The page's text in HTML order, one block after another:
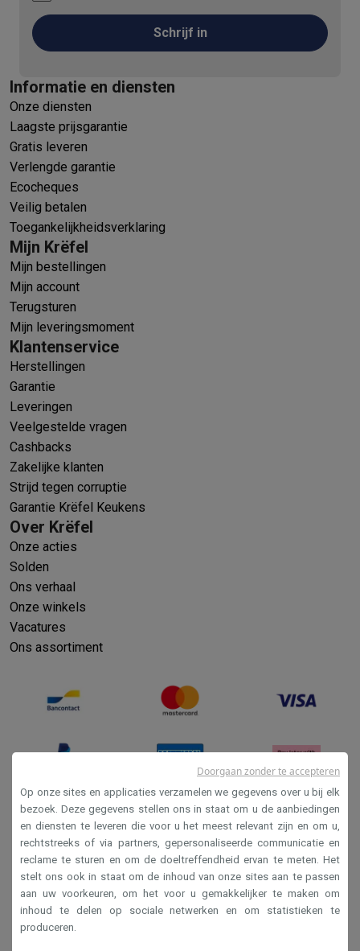
Schrijf in
Informatie en diensten
Onze diensten
Laagste prijsgarantie
Gratis leveren
Verlengde garantie
Ecocheques
Veilig betalen
Toegankelijkheidsverklaring
Mijn Krëfel
Mijn bestellingen
Mijn account
Terugsturen
Mijn leveringsmoment
Klantenservice
Herstellingen
Garantie
Leveringen
Veelgestelde vragen
Cashbacks
Zakelijke klanten
Strijd tegen corruptie
Garantie Krëfel Keukens
Over Krëfel
Onze acties
Solden
Ons verhaal
Onze winkels
Vacatures
Ons assortiment
Verkoopsvoorwaarden
Privacy
Disclaimer
Cookies
Op onze sites en applicaties verzamelen we gegevens over u bij elk
bezoek. Deze gegevens stellen ons in staat om u de aanbiedingen
en diensten te leveren die voor u het meest relevant zijn en om u,
rechtstreeks of via partners, gepersonaliseerde communicatie en
reclame te sturen en om de doeltreffendheid ervan te meten. Het
stelt ons ook in staat om de inhoud van onze sites aan te passen
aan uw voorkeuren, om het voor u gemakkelijker te maken om
inhoud te delen op sociale netwerken en om statistieken te
produceren.
Doorgaan zonder te accepteren